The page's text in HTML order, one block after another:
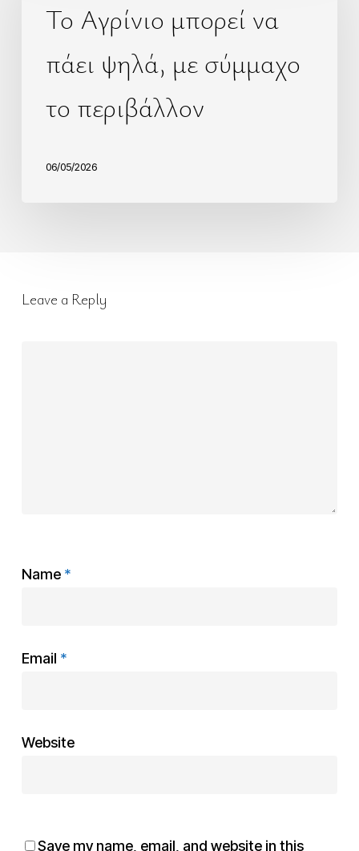
Το Αγρίνιο μπορεί να
πάει ψηλά, με σύμμαχο
το περιβάλλον
06/05/2026
Leave a Reply
Name *
Email *
Website
Save my name, email, and website in this